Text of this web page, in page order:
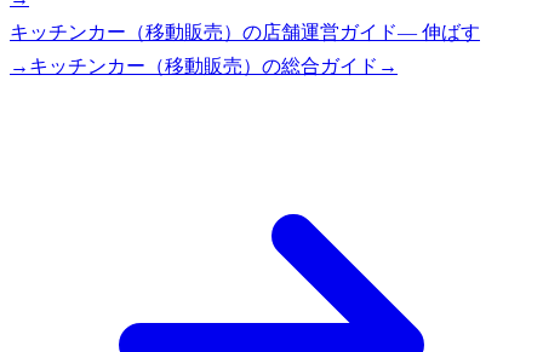
キッチンカー（移動販売） の店舗運営ガイド— 伸ばす
→ キッチンカー（移動販売） の総合ガイド →